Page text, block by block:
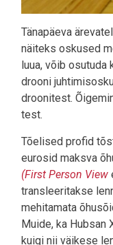
Tänapäeva
näiteks oskused
luua, võib osutuda
drooni
droonitest.
test.
Tõelised profid
eurosid maksva
(First Person View
transleeritakse
mehitamata
Muide, ka Hubsan
kuigi nii väikese